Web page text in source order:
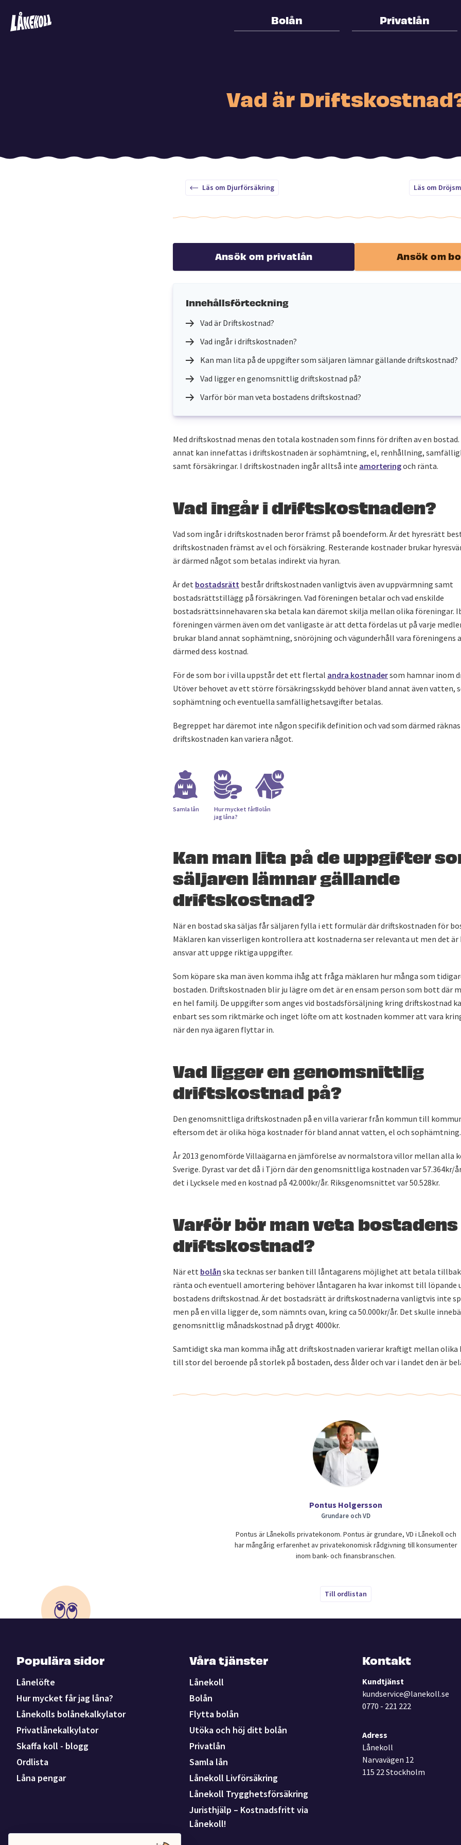
Bolån Privatlån
Vad är
Läs om Djurförsäkring Läs om
Ansök om privatlån Ansök om
Innehållsförteckning
Vad är Driftskostnad?
Vad ingår i driftskostnaden?
Kan man lita på de uppgifter som säljaren lämnar gällande driftskostnad?
Vad ligger en genomsnittlig driftskostnad på?
Varför bör man veta bostadens driftskostnad?
Med driftskostnad menas den totala kostnaden som finns för driften av en
annat kan innefattas i driftskostnaden är sophämtning, el, renhållning,
samt försäkringar. I driftskostnaden ingår alltså inte amorteringoch ränta.
Vad ingår i driftskostnaden?
Vad som ingår i driftskostnaden beror främst på boendeform. Är det hyresrätt
driftskostnaden främst av el och försäkring. Resterande kostnader brukar
är därmed något som betalas indirekt via hyran.
Är det bostadsrätt består driftskostnaden vanligtvis även av uppvärmning samt
bostadsrättstillägg på försäkringen. Vad föreningen betalar och vad enskilde
bostadsrättsinnehavaren ska betala kan däremot skilja mellan olika föreningar.
föreningen värmen även om det vanligaste är att detta fördelas ut på varje
brukar bland annat sophämtning, snöröjning och vägunderhåll vara föreningens
därmed dess kostnad.
För de som bor i villa uppstår det ett flertal andra kostnadersom hamnar inom
Utöver behovet av ett större försäkringsskydd behöver bland annat även vatten,
sophämtning och eventuella samfällighetsavgifter betalas.
Begreppet har däremot inte någon specifik definition och vad som därmed
driftskostnaden kan variera något.
Samla lån
Hur mycket får
jag låna?
Bolån
Kan man lita på de uppgifter
säljaren lämnar gällande
driftskostnad?
När en bostad ska säljas får säljaren fylla i ett formulär där driftskostnaden för
Mäklaren kan visserligen kontrollera att kostnaderna ser relevanta ut men det är
ansvar att uppge riktiga uppgifter.
Som köpare ska man även komma ihåg att fråga mäklaren hur många som
bostaden. Driftskostnaden blir ju lägre om det är en ensam person som bott där
en hel familj. De uppgifter som anges vid bostadsförsäljning kring driftskostnad
enbart ses som riktmärke och inget löfte om att kostnaden kommer att vara
när den nya ägaren flyttar in.
Vad ligger en genomsnittlig
driftskostnad på?
Den genomsnittliga driftskostnaden på en villa varierar från kommun till
eftersom det är olika höga kostnader för bland annat vatten, el och sophämtning.
År 2013 genomförde Villaägarna en jämförelse av normalstora villor mellan alla
Sverige. Dyrast var det då i Tjörn där den genomsnittliga kostnaden var 57.364kr/
det i Lycksele med en kostnad på 42.000kr/år. Riksgenomsnittet var 50.528kr.
Varför bör man veta bostadens
driftskostnad?
När ett bolån ska tecknas ser banken till låntagarens möjlighet att betala
ränta och eventuell amortering behöver låntagaren ha kvar inkomst till
bostadens driftskostnad. Är det bostadsrätt är driftskostnaderna vanligtvis inte
men på en villa ligger de, som nämnts ovan, kring ca 50.000kr/år. Det skulle
genomsnittlig månadskostnad på drygt 4000kr.
Samtidigt ska man komma ihåg att driftskostnaden varierar kraftigt mellan olika
till stor del beroende på storlek på bostaden, dess ålder och var i landet den är
Pontus Holgersson
Grundare och VD
Pontus är Lånekolls privatekonom. Pontus är grundare, VD i Lånekoll och
har mångårig erfarenhet av privatekonomisk rådgivning till konsumenter
inom bank- och finansbranschen.
Till ordlistan
Populära sidor
Lånelöfte
Hur mycket får jag låna?
Lånekolls bolånekalkylator
Privatlånekalkylator
Skaffa koll - blogg
Ordlista
Låna pengar
Våra tjänster
Lånekoll
Bolån
Flytta bolån
Utöka och höj ditt bolån
Privatlån
Samla lån
Lånekoll Livförsäkring
Lånekoll Trygghetsförsäkring
Juristhjälp – Kostnadsfritt via
Lånekoll!
Kontakt
Kundtjänst
kundservice@lanekoll.se
0770 - 221 222
Adress
Lånekoll
Narvavägen 12
115 22 Stockholm